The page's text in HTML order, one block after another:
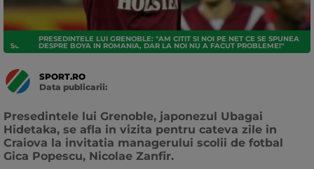
SUPERLIGA
PRESEDINTELE LUI GRENOBLE: "AM CITIT SI NOI PE NET CE SE SPUNEA
DESPRE BOYA IN ROMANIA, DAR LA NOI NU A FACUT PROBLEME!"
SPORT.RO
Data publicarii:
Presedintele lui Grenoble, japonezul Ubagai
Hidetaka, se afla in vizita pentru cateva zile in
Craiova la invitatia managerului scolii de fotbal
Gica Popescu, Nicolae Zanfir.